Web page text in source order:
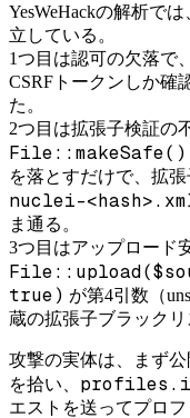
YesWeHackの解析で
立している。
1つ目は認可の欠落で
CSRFトークンしか確
た。
2つ目は拡張子検証の
File::makeSafe()
を落とすだけで、拡
nuclei-
ま通る。
3つ目はアップロード
true) が第4引数（
蔵の拡張子ブラックリ
攻撃の実体は、まず
を拾い、
エストを送ってプロフ